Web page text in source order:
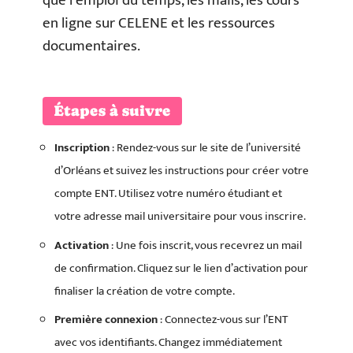
en ligne sur CELENE et les ressources
documentaires.
Étapes à suivre
Inscription: Rendez-vous sur le site de l’université
d’Orléans et suivez les instructions pour créer votre
compte ENT. Utilisez votre numéro étudiant et
votre adresse mail universitaire pour vous inscrire.
Activation: Une fois inscrit, vous recevrez un mail
de confirmation. Cliquez sur le lien d’activation pour
finaliser la création de votre compte.
Première connexion: Connectez-vous sur l’ENT
avec vos identifiants. Changez immédiatement